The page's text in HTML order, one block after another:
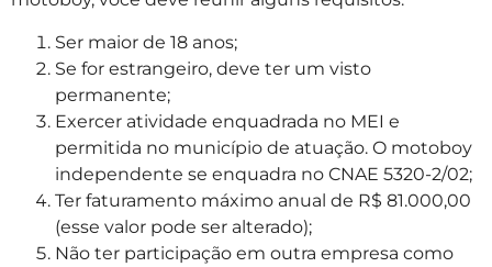
Ser maior de 18 anos;
Se for estrangeiro, deve ter um visto
permanente;
Exercer atividade enquadrada no MEI e
permitida no município de atuação. O motoboy
independente se enquadra no CNAE 5320-2/02;
Ter faturamento máximo anual de R$ 81.000,00
(esse valor pode ser alterado);
Não ter participação em outra empresa como